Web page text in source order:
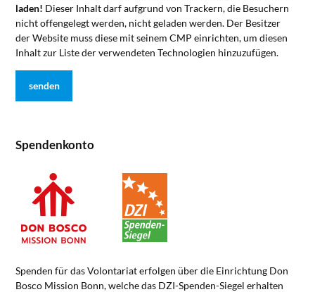
laden! Dieser Inhalt darf aufgrund von Trackern, die Besuchern
nicht offengelegt werden, nicht geladen werden. Der Besitzer
der Website muss diese mit seinem CMP einrichten, um diesen
Inhalt zur Liste der verwendeten Technologien hinzuzufügen.
Spendenkonto
Spenden für das Volontariat erfolgen über die Einrichtung Don
Bosco Mission Bonn, welche das DZI-Spenden-Siegel erhalten